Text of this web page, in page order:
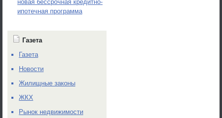
новая бессрочная кредитно-
ипотечная программа
Газета
Газета
Новости
Жилищные законы
ЖКХ
Рынок недвижимости